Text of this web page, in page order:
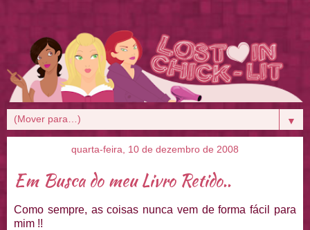
▼
quarta-feira, 10 de dezembro de 2008
Em Busca do meu Livro Retido..
Como sempre, as coisas nunca vem de forma fácil para
mim !!